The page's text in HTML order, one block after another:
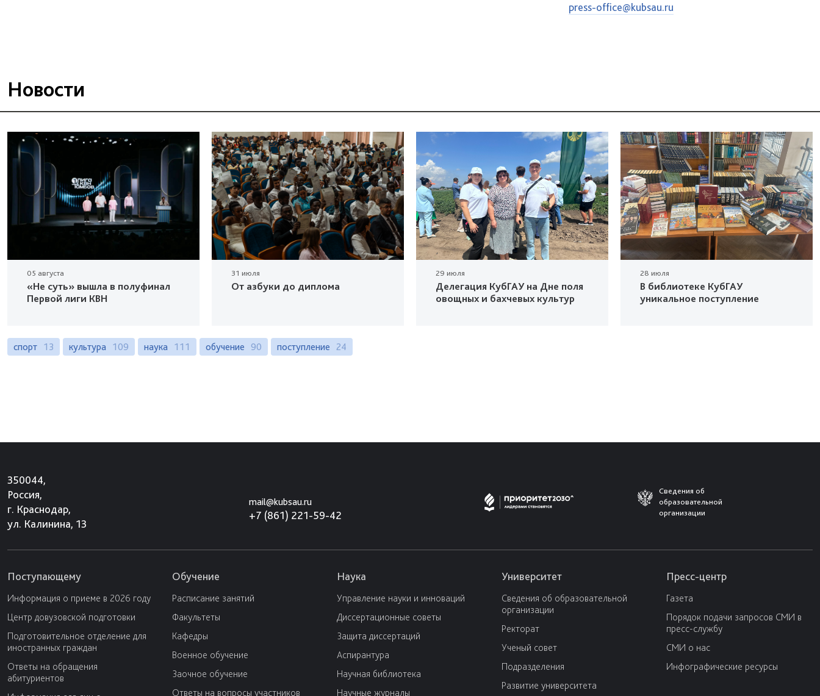
press-office@kubsau.ru
Новости
05 августа
«Не суть» вышла в полуфинал
Первой лиги КВН
31 июля
От азбуки до диплома
29 июля
Делегация КубГАУ на Дне поля
овощных и бахчевых культур
28 июля
В библиотеке КубГАУ
уникальное поступление
спорт 13 культура 109 наука 111 обучение 90 поступление 24
350044,
Россия,
г. Краснодар,
ул. Калинина, 13
mail@kubsau.ru
+7 (861) 221-59-42
Сведения об
образовательной
организации
Поступающему
Информация о приеме в 2026 году
Центр довузовской подготовки
Подготовительное отделение для
иностранных граждан
Ответы на обращения
абитуриентов
Обучение
Расписание занятий
Факультеты
Кафедры
Военное обучение
Заочное обучение
Ответы на вопросы участников
Наука
Управление науки и инноваций
Диссертационные советы
Защита диссертаций
Аспирантура
Научная библиотека
Научные журналы
Университет
Сведения об образовательной
организации
Ректорат
Ученый совет
Подразделения
Развитие университета
Пресс-центр
Газета
Порядок подачи запросов СМИ в
пресс-службу
СМИ о нас
Инфографические ресурсы